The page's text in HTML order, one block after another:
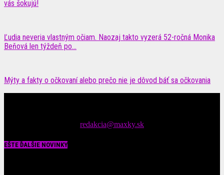
vás šokujú!
Ľudia neveria vlastným očiam. Naozaj takto vyzerá 52-ročná Monika
Beňová len týždeň po...
Mýty a fakty o očkovaní alebo prečo nie je dôvod báť sa očkovania
redakcia@maxky.sk
EŠTE ĎALŠIE NOVINKY